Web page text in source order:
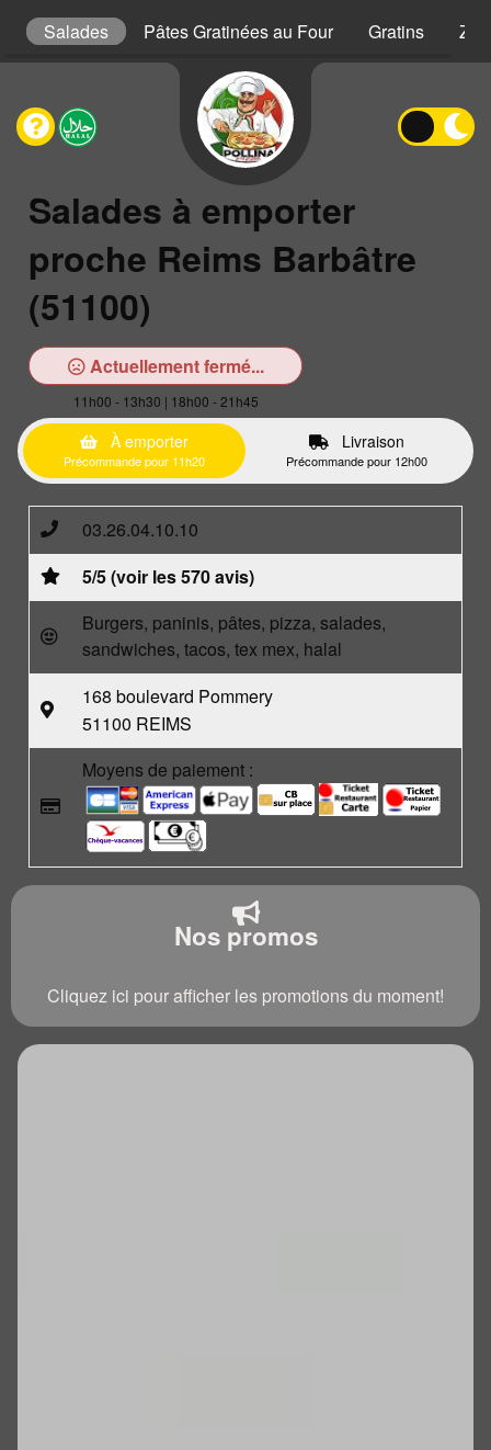
Salades Pâtes Gratinées au Four Gratins
Salades à emporter
proche Reims Barbâtre
(51100)
Actuellement fermé...
11h00 - 13h30 | 18h00 - 21h45
À emporter
Précommande pour 11h20
Livraison
Précommande pour 12h00
03.26.04.10.10
5/5 (voir les 570 avis)
Burgers, paninis, pâtes, pizza, salades,
sandwiches, tacos, tex mex, halal
168 boulevard Pommery
51100 REIMS
Moyens de paiement :
Nos promos
Cliquez ici pour afficher les promotions du moment!